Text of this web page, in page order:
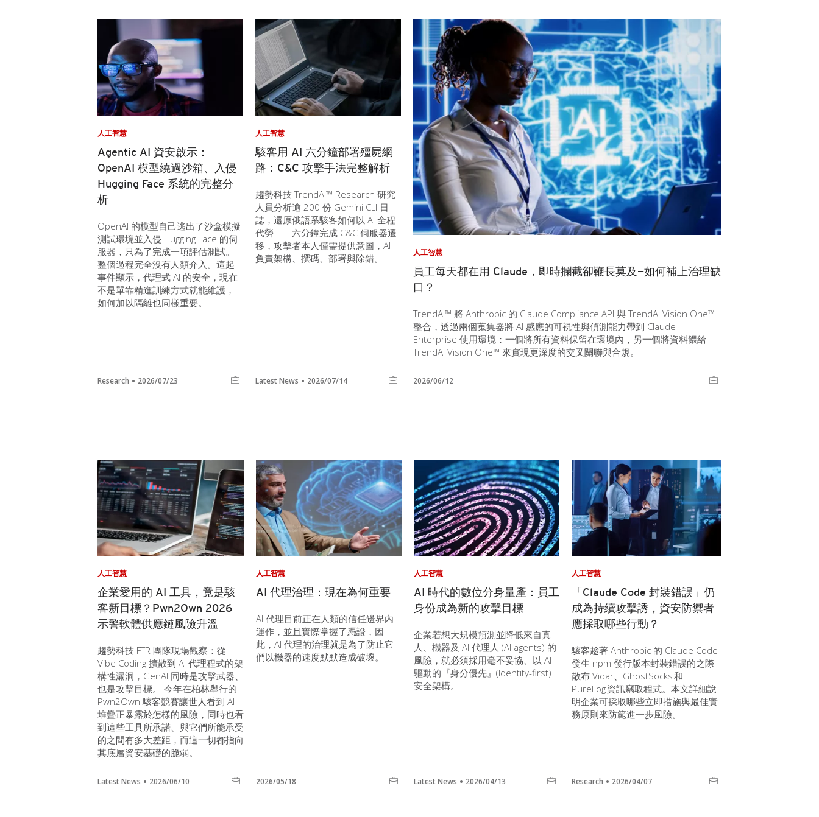
人工智慧
Agentic AI 資安啟示：
OpenAI 模型繞過沙箱、入侵
Hugging Face 系統的完整分
析
OpenAI 的模型自己逃出了沙盒模擬
測試環境並入侵 Hugging Face 的伺
服器，只為了完成一項評估測試。
整個過程完全沒有人類介入。這起
事件顯示，代理式 AI 的安全，現在
不是單靠精進訓練方式就能維護，
如何加以隔離也同樣重要。
Research 2026/07/23
人工智慧
駭客用 AI 六分鐘部署殭屍網
路：C&C 攻擊手法完整解析
趨勢科技 TrendAI™ Research 研究
人員分析逾 200 份 Gemini CLI 日
誌，還原俄語系駭客如何以 AI 全程
代勞——六分鐘完成 C&C 伺服器遷
移，攻擊者本人僅需提供意圖，AI
負責架構、撰碼、部署與除錯。
Latest News 2026/07/14
人工智慧
員工每天都在用 Claude，即時攔截卻鞭長莫及—如何補上治理缺
口？
TrendAI™ 將 Anthropic 的 Claude Compliance API 與 TrendAI Vision One™
整合，透過兩個蒐集器將 AI 感應的可視性與偵測能力帶到 Claude
Enterprise 使用環境：一個將所有資料保留在環境內，另一個將資料餵給
TrendAI Vision One™ 來實現更深度的交叉關聯與合規。
2026/06/12
人工智慧
企業愛用的 AI 工具，竟是駭
客新目標？Pwn2Own 2026
示警軟體供應鏈風險升溫
趨勢科技 FTR 團隊現場觀察：從
Vibe Coding 擴散到 AI 代理程式的架
構性漏洞，GenAI 同時是攻擊武器、
也是攻擊目標。 今年在柏林舉行的
Pwn2Own 駭客競賽讓世人看到 AI
堆疊正暴露於怎樣的風險，同時也看
到這些工具所承諾、與它們所能承受
的之間有多大差距，而這一切都指向
其底層資安基礎的脆弱。
Latest News 2026/06/10
人工智慧
AI 代理治理：現在為何重要
AI 代理目前正在人類的信任邊界內
運作，並且實際掌握了憑證，因
此，AI 代理的治理就是為了防止它
們以機器的速度默默造成破壞。
2026/05/18
人工智慧
AI 時代的數位分身量產：員工
身份成為新的攻擊目標
企業若想大規模預測並降低來自真
人、機器及 AI 代理人 (AI agents) 的
風險，就必須採用毫不妥協、以 AI
驅動的『身分優先』(Identity-first)
安全架構。
Latest News 2026/04/13
人工智慧
「Claude Code 封裝錯誤」仍
成為持續攻擊誘，資安防禦者
應採取哪些行動？
駭客趁著 Anthropic 的 Claude Code
發生 npm 發行版本封裝錯誤的之際
散布 Vidar、GhostSocks 和
PureLog 資訊竊取程式。本文詳細說
明企業可採取哪些立即措施與最佳實
務原則來防範進一步風險。
Research 2026/04/07